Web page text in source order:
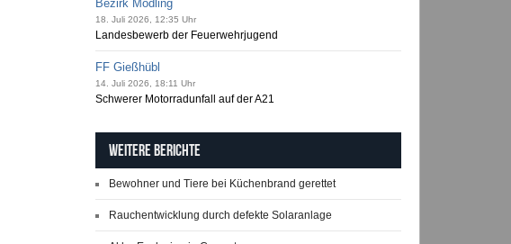
Bezirk Mödling
18. Juli 2026, 12:35 Uhr
Landesbewerb der Feuerwehrjugend
FF Gießhübl
14. Juli 2026, 18:11 Uhr
Schwerer Motorradunfall auf der A21
Weitere Berichte
Bewohner und Tiere bei Küchenbrand gerettet
Rauchentwicklung durch defekte Solaranlage